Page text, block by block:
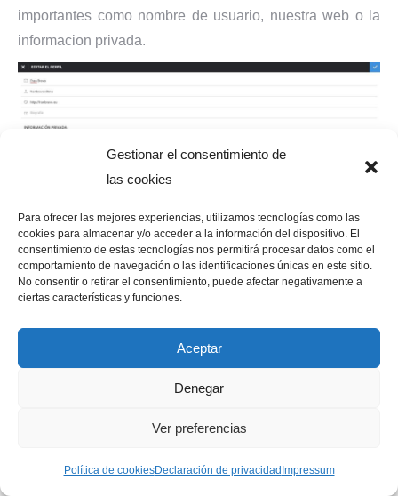
Gestionar el consentimiento de
las cookies
Para ofrecer las mejores experiencias, utilizamos tecnologías como las
cookies para almacenar y/o acceder a la información del dispositivo. El
consentimiento de estas tecnologías nos permitirá procesar datos como el
comportamiento de navegación o las identificaciones únicas en este sitio.
No consentir o retirar el consentimiento, puede afectar negativamente a
ciertas características y funciones.
Aceptar
Denegar
Ver preferencias
Política de cookiesDeclaración de privacidad Impressum
importantes como nombre de usuario, nuestra web o la
informacion privada.
Volviendo a la pantalla de nuestro perfil, veremos varios
iconos sobre las imágenes. El primero es la pantalla que
estaremos viendo.
Pulsando sobre las 3 barras horizontales accederemos a
todas esas imágenes pero viendo todos los detalles de